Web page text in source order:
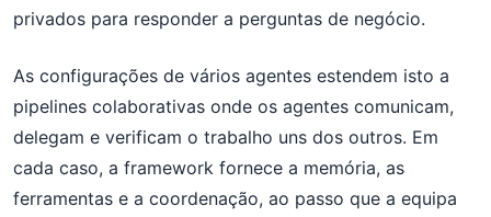
privados para responder a perguntas de negócio.
As configurações de vários agentes estendem isto a
pipelines colaborativas onde os agentes comunicam,
delegam e verificam o trabalho uns dos outros. Em
cada caso, a framework fornece a memória, as
ferramentas e a coordenação, ao passo que a equipa